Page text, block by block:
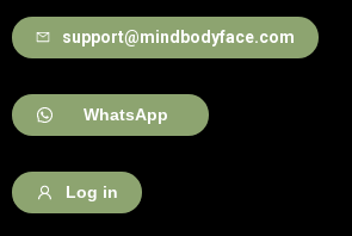
support@mindbodyface.com
WhatsApp
Log in